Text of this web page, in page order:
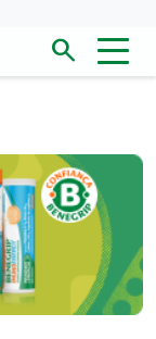
search
Abrir/